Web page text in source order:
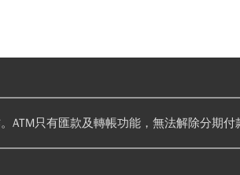
ATM只有匯款及轉帳功能，無法解除分期